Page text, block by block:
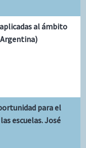
al ámbito
para el
escuelas. José